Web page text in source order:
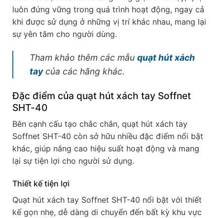
luôn đứng vững trong quá trình hoạt động, ngay cả
khi được sử dụng ở những vị trí khác nhau, mang lại
sự yên tâm cho người dùng.
Tham khảo thêm các mẫu quạt hút xách
taycủa các hãng khác.
Đặc điểm của quạt hút xách tay Soffnet
SHT-40
Bên cạnh cấu tạo chắc chắn, quạt hút xách tay
Soffnet SHT-40 còn sở hữu nhiều đặc điểm nổi bật
khác, giúp nâng cao hiệu suất hoạt động và mang
lại sự tiện lợi cho người sử dụng.
Thiết kế tiện lợi
Quạt hút xách tay Soffnet SHT-40 nổi bật với thiết
kế gọn nhẹ, dễ dàng di chuyển đến bất kỳ khu vực